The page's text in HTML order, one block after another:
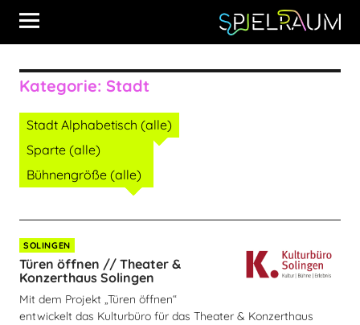
Kategorie: Stadt
Stadt Alphabetisch (alle)
Sparte (alle)
Bühnengröße (alle)
SOLINGEN
Türen öffnen // Theater &
Konzerthaus Solingen
Mit dem Projekt „Türen öffnen“
entwickelt das Kulturbüro für das Theater & Konzerthaus